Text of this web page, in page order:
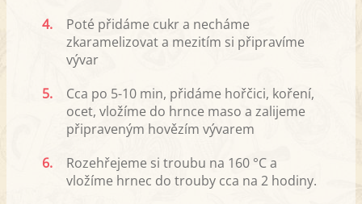
4.
Poté přidáme cukr a necháme
zkaramelizovat a mezitím si připravíme
vývar
5.
Cca po 5-10 min, přidáme hořčici, koření,
ocet, vložíme do hrnce maso a zalijeme
připraveným hovězím vývarem
6.
Rozehřejeme si troubu na 160 °C a
vložíme hrnec do trouby cca na 2 hodiny.